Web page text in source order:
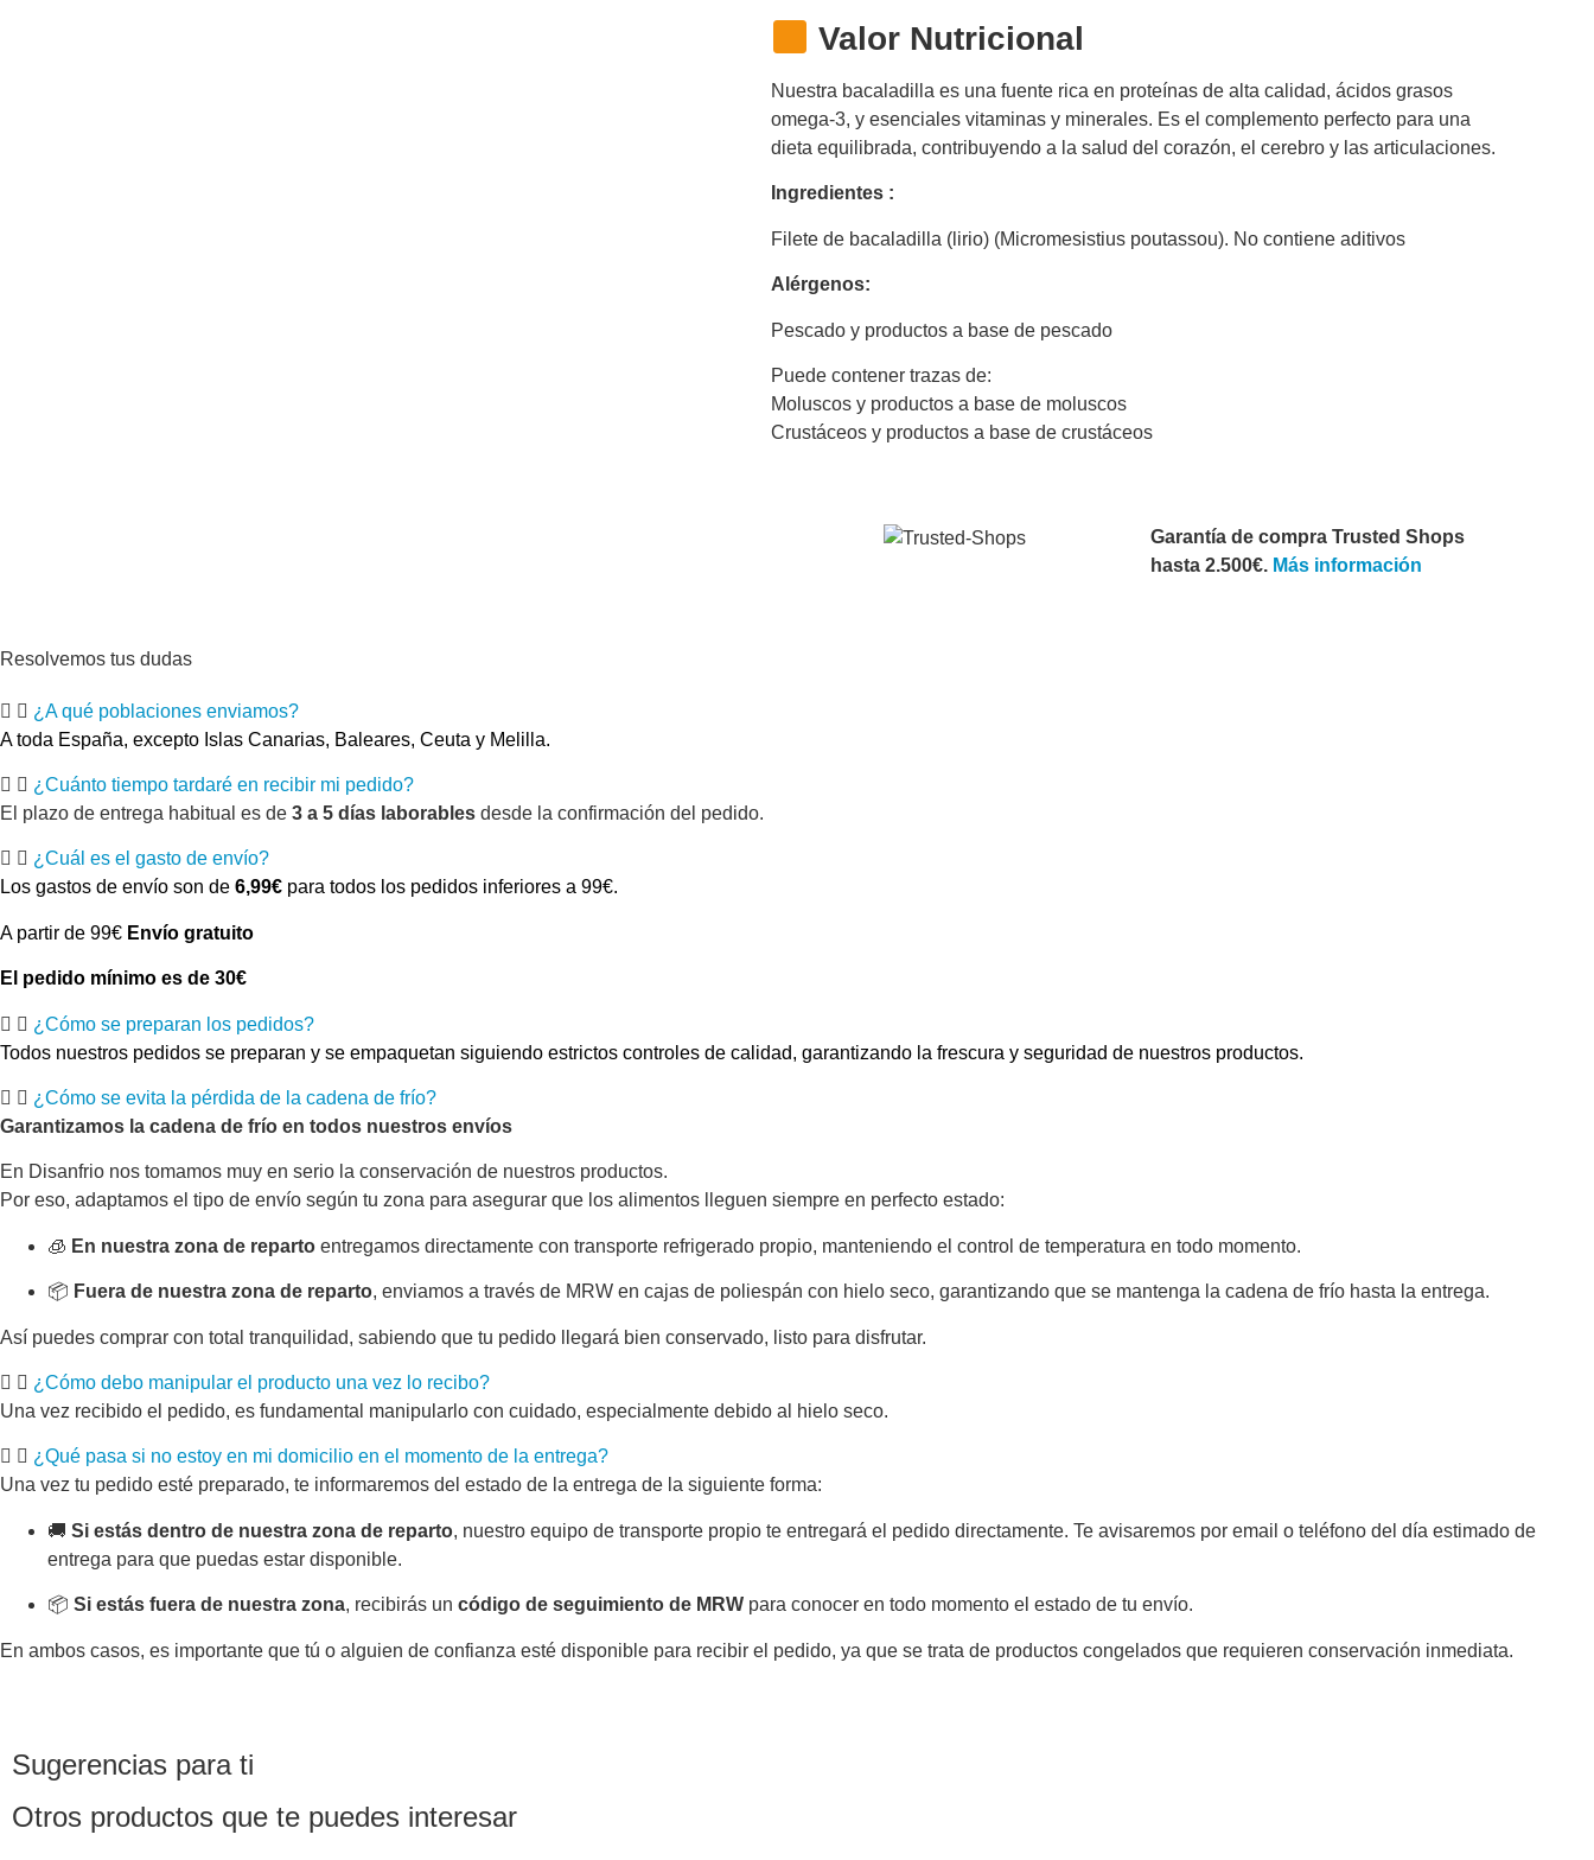
Valor Nutricional
Nuestra bacaladilla es una fuente rica en proteínas de alta calidad, ácidos grasos
omega-3, y esenciales vitaminas y minerales. Es el complemento perfecto para una
dieta equilibrada, contribuyendo a la salud del corazón, el cerebro y las articulaciones.
Ingredientes :
Filete de bacaladilla (lirio) (Micromesistius poutassou). No contiene aditivos
Alérgenos:
Pescado y productos a base de pescado
Puede contener trazas de:
Moluscos y productos a base de moluscos
Crustáceos y productos a base de crustáceos
Garantía de compra Trusted Shops
hasta 2.500€. Más información
Resolvemos tus dudas
¿A qué poblaciones enviamos?
A toda España, excepto Islas Canarias, Baleares, Ceuta y Melilla.
¿Cuánto tiempo tardaré en recibir mi pedido?
El plazo de entrega habitual es de 3 a 5 días laborables desde la confirmación del pedido.
¿Cuál es el gasto de envío?
Los gastos de envío son de 6,99€ para todos los pedidos inferiores a 99€.
A partir de 99€ Envío gratuito
El pedido mínimo es de 30€
¿Cómo se preparan los pedidos?
Todos nuestros pedidos se preparan y se empaquetan siguiendo estrictos controles de calidad, garantizando la frescura y seguridad de nuestros productos.
¿Cómo se evita la pérdida de la cadena de frío?
Garantizamos la cadena de frío en todos nuestros envíos
En Disanfrio nos tomamos muy en serio la conservación de nuestros productos.
Por eso, adaptamos el tipo de envío según tu zona para asegurar que los alimentos lleguen siempre en perfecto estado:
🧊 En nuestra zona de reparto entregamos directamente con transporte refrigerado propio, manteniendo el control de temperatura en todo momento.
📦 Fuera de nuestra zona de reparto, enviamos a través de MRW en cajas de poliespán con hielo seco, garantizando que se mantenga la cadena de frío hasta la entrega.
Así puedes comprar con total tranquilidad, sabiendo que tu pedido llegará bien conservado, listo para disfrutar.
¿Cómo debo manipular el producto una vez lo recibo?
Una vez recibido el pedido, es fundamental manipularlo con cuidado, especialmente debido al hielo seco.
¿Qué pasa si no estoy en mi domicilio en el momento de la entrega?
Una vez tu pedido esté preparado, te informaremos del estado de la entrega de la siguiente forma:
🚚 Si estás dentro de nuestra zona de reparto, nuestro equipo de transporte propio te entregará el pedido directamente. Te avisaremos por email o teléfono del día estimado de
entrega para que puedas estar disponible.
📦 Si estás fuera de nuestra zona, recibirás un código de seguimiento de MRW para conocer en todo momento el estado de tu envío.
En ambos casos, es importante que tú o alguien de confianza esté disponible para recibir el pedido, ya que se trata de productos congelados que requieren conservación inmediata.
Sugerencias para ti
Otros productos que te puedes interesar